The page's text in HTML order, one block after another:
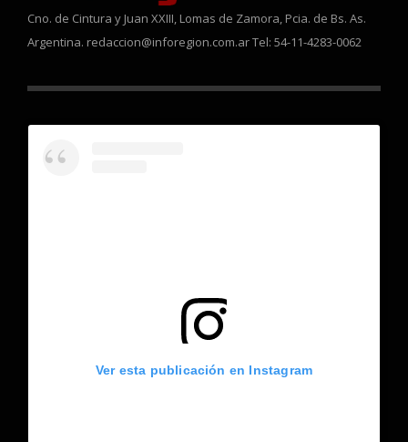
Cno. de Cintura y Juan XXIII, Lomas de Zamora, Pcia. de Bs. As.
Argentina. redaccion@inforegion.com.ar Tel: 54-11-4283-0062
Ver esta publicación en Instagram